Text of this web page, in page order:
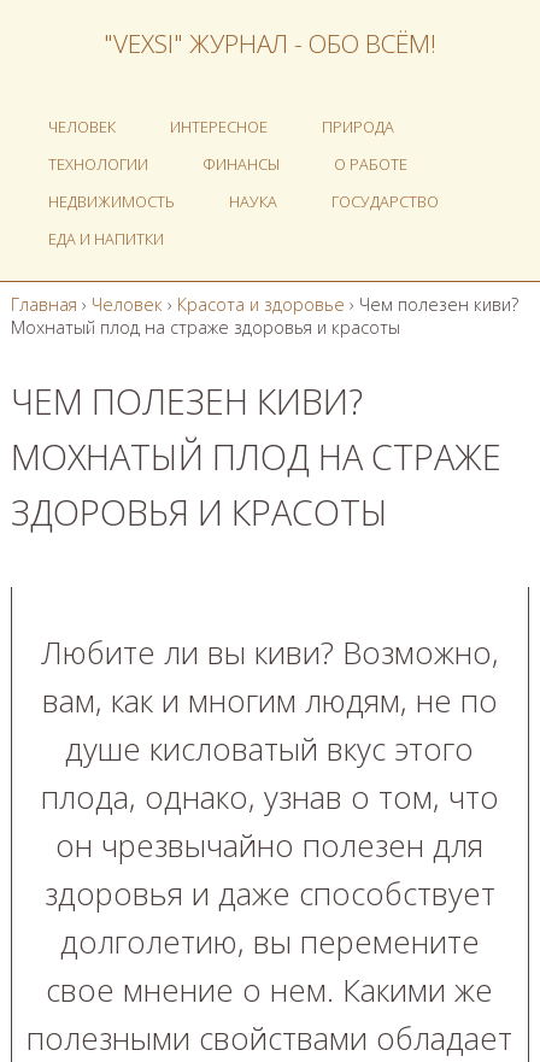
"VEXSI" ЖУРНАЛ - ОБО ВСЁМ!
ЧЕЛОВЕК ИНТЕРЕСНОЕ
ПРИРОДА
ТЕХНОЛОГИИ
ФИНАНСЫ
О РАБОТЕ
НЕДВИЖИМОСТЬ
НАУКА
ГОСУДАРСТВО
ЕДА И НАПИТКИ
Главная › Человек › Красота и здоровье › Чем полезен киви?
Мохнатый плод на страже здоровья и красоты
ЧЕМ ПОЛЕЗЕН КИВИ?
МОХНАТЫЙ ПЛОД НА СТРАЖЕ
ЗДОРОВЬЯ И КРАСОТЫ
Любите ли вы киви? Возможно,
вам, как и многим людям, не по
душе кисловатый вкус этого
плода, однако, узнав о том, что
он чрезвычайно полезен для
здоровья и даже способствует
долголетию, вы перемените
свое мнение о нем. Какими же
полезными свойствами обладает